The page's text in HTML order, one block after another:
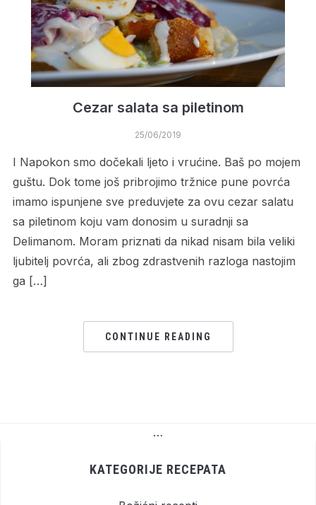
Cezar salata sa piletinom
25/06/2019
I Napokon smo dočekali ljeto i vrućine. Baš po mojem
guštu. Dok tome još pribrojimo tržnice pune povrća
imamo ispunjene sve preduvjete za ovu cezar salatu
sa piletinom koju vam donosim u suradnji sa
Delimanom. Moram priznati da nikad nisam bila veliki
ljubitelj povrća, ali zbog zdrastvenih razloga nastojim
ga […]
CONTINUE READING
…
KATEGORIJE RECEPATA